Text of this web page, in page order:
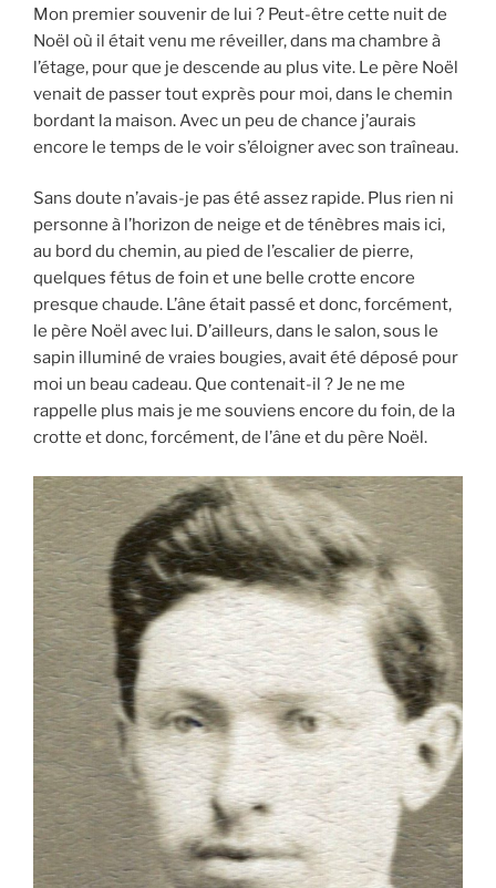
Mon premier souvenir de lui ? Peut-être cette nuit de
Noël où il était venu me réveiller, dans ma chambre à
l’étage, pour que je descende au plus vite. Le père Noël
venait de passer tout exprès pour moi, dans le chemin
bordant la maison. Avec un peu de chance j’aurais
encore le temps de le voir s’éloigner avec son traîneau.
Sans doute n’avais-je pas été assez rapide. Plus rien ni
personne à l’horizon de neige et de ténèbres mais ici,
au bord du chemin, au pied de l’escalier de pierre,
quelques fétus de foin et une belle crotte encore
presque chaude. L’âne était passé et donc, forcément,
le père Noël avec lui. D’ailleurs, dans le salon, sous le
sapin illuminé de vraies bougies, avait été déposé pour
moi un beau cadeau. Que contenait-il ? Je ne me
rappelle plus mais je me souviens encore du foin, de la
crotte et donc, forcément, de l’âne et du père Noël.